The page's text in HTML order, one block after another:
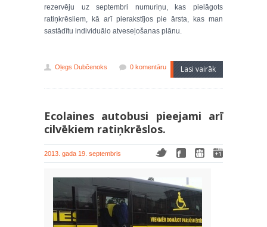
rezervēju uz septembri numuriņu, kas pielāgots
ratiņkrēsliem, kā arī pierakstījos pie ārsta, kas man
sastādītu individuālo atveseļošanas plānu.
Oļegs Dubčenoks 0 komentāru Lasi vairāk
Ecolaines autobusi pieejami arī
cilvēkiem ratiņkrēslos.
2013. gada 19. septembris